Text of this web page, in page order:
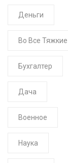
Деньги
Во Все Тяжкие
Бухгалтер
Дача
Военное
Наука